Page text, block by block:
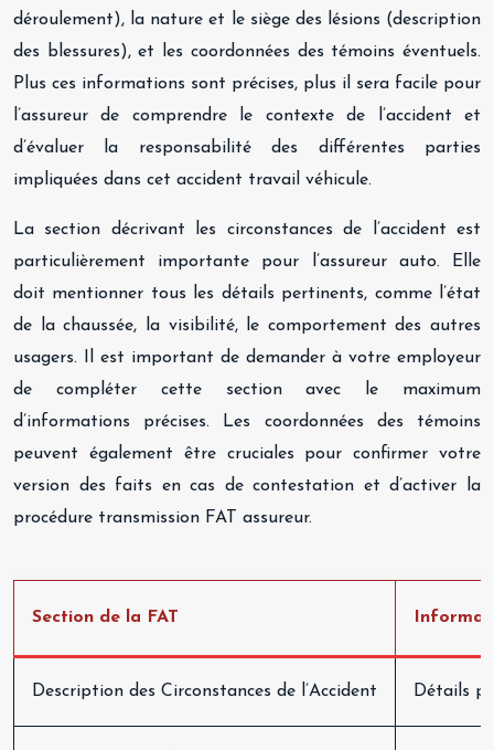
déroulement), la nature et le siège des lésions (description
des blessures), et les coordonnées des témoins éventuels.
Plus ces informations sont précises, plus il sera facile pour
l’assureur de comprendre le contexte de l’accident et
d’évaluer la responsabilité des différentes parties
impliquées dans cet accident travail véhicule.
La section décrivant les circonstances de l’accident est
particulièrement importante pour l’assureur auto. Elle
doit mentionner tous les détails pertinents, comme l’état
de la chaussée, la visibilité, le comportement des autres
usagers. Il est important de demander à votre employeur
de compléter cette section avec le maximum
d’informations précises. Les coordonnées des témoins
peuvent également être cruciales pour confirmer votre
version des faits en cas de contestation et d’activer la
procédure transmission FAT assureur.
Section de la FAT
Description des Circonstances de l’Accident Détails